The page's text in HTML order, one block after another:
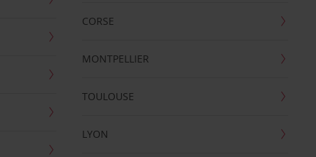
CORSE
MONTPELLIER
TOULOUSE
LYON